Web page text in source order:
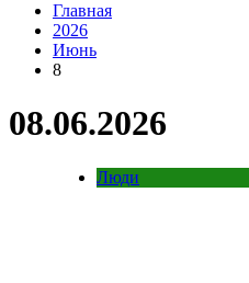
Главная
2026
Июнь
8
08.06.2026
Люди